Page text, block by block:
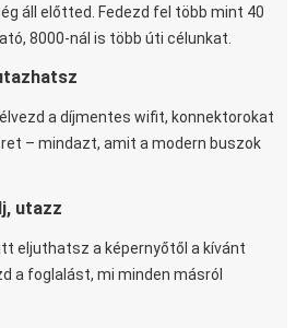
áll előtted. Fedezd fel több mint 40
8000-nál is több úti célunkat.
élvezd a díjmentes wifit, konnektorokat
– mindazt, amit a modern buszok
utazz
eljuthatsz a képernyőtől a kívánt
a foglalást, mi minden másról